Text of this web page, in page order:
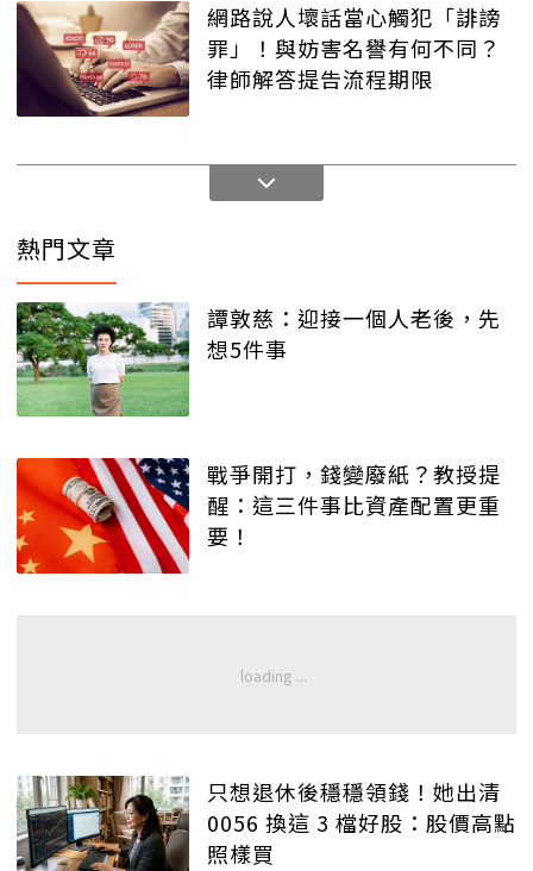
網路說人壞話當心觸犯「誹謗
罪」！與妨害名譽有何不同？
律師解答提告流程期限
熱門文章
譚敦慈：迎接一個人老後，先
想5件事
戰爭開打，錢變廢紙？教授提
醒：這三件事比資產配置更重
要！
只想退休後穩穩領錢！她出清
0056 換這 3 檔好股：股價高點
照樣買